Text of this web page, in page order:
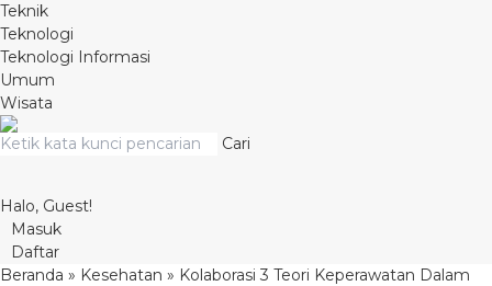
Teknik
Teknologi
Teknologi Informasi
Umum
Wisata
Cari
Halo, Guest!
Masuk
Daftar
Beranda » Kesehatan » Kolaborasi 3 Teori Keperawatan Dalam